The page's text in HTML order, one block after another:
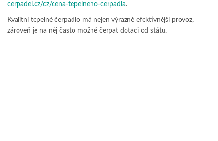
cerpadel.cz/cz/cena-tepelneho-cerpadla.
Kvalitní tepelné čerpadlo má nejen výrazně efektivnější provoz,
zároveň je na něj často možné čerpat dotaci od státu.